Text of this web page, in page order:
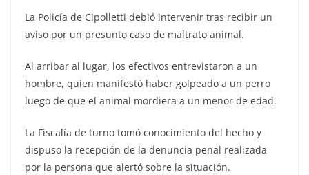
La Policía de Cipolletti debió intervenir tras recibir un
aviso por un presunto caso de maltrato animal.
Al arribar al lugar, los efectivos entrevistaron a un
hombre, quien manifestó haber golpeado a un perro
luego de que el animal mordiera a un menor de edad.
La Fiscalía de turno tomó conocimiento del hecho y
dispuso la recepción de la denuncia penal realizada
por la persona que alertó sobre la situación.